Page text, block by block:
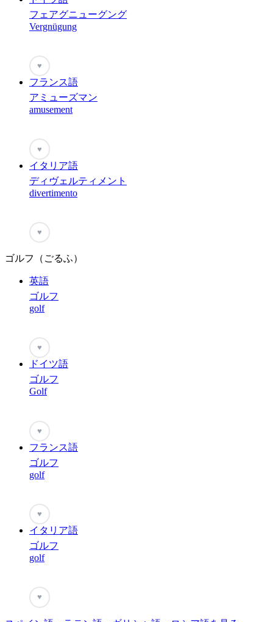
フェアグニューグング
Vergnügung
♥
フランス語
アミューズマン
amusement
♥
イタリア語
ディヴェルティメント
divertimento
♥
ゴルフ（ごるふ）
英語
ゴルフ
golf
♥
ドイツ語
ゴルフ
Golf
♥
フランス語
ゴルフ
golf
♥
イタリア語
ゴルフ
golf
♥